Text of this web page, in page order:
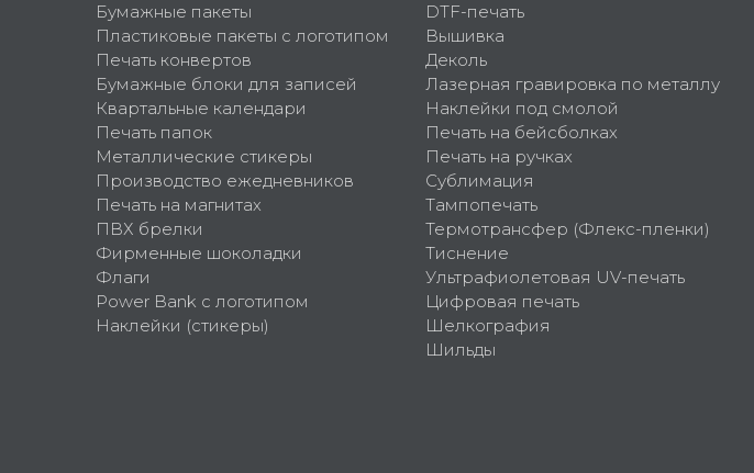
Бумажные пакеты
Пластиковые пакеты с логотипом
Печать конвертов
Бумажные блоки для записей
Квартальные календари
Печать папок
Металлические стикеры
Производство ежедневников
Печать на магнитах
ПВХ брелки
Фирменные шоколадки
Флаги
Power Bank с логотипом
Наклейки (стикеры)
DTF-печать
Вышивка
Деколь
Лазерная гравировка по металлу
Наклейки под смолой
Печать на бейсболках
Печать на ручках
Сублимация
Тампопечать
Термотрансфер (Флекс-пленки)
Тиснение
Ультрафиолетовая UV-печать
Цифровая печать
Шелкография
Шильды